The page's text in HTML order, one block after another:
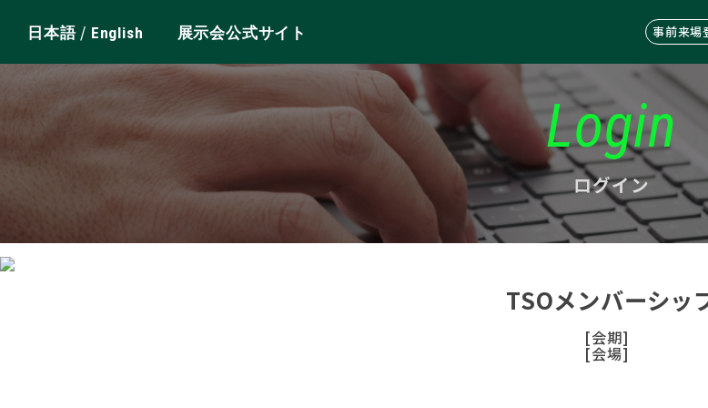
日本語/ English 展示会公式サイト 事前来場
Login
ログイン
TSOメンバーシッ
[会期]
[会場]